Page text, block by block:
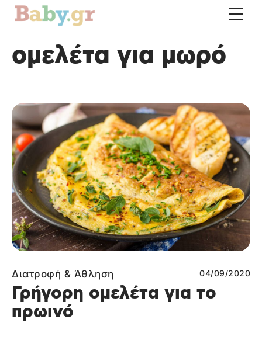
ομελέτα για μωρό
Διατροφή & Άθληση 04/09/2020
Γρήγορη ομελέτα για το
πρωινό